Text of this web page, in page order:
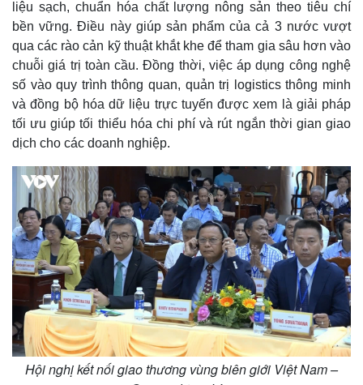
liệu sạch, chuẩn hóa chất lượng nông sản theo tiêu chí
bền vững. Điều này giúp sản phẩm của cả 3 nước vượt
qua các rào cản kỹ thuật khắt khe để tham gia sâu hơn vào
chuỗi giá trị toàn cầu. Đồng thời, việc áp dụng công nghệ
số vào quy trình thông quan, quản trị logistics thông minh
và đồng bộ hóa dữ liệu trực tuyến được xem là giải pháp
tối ưu giúp tối thiểu hóa chi phí và rút ngắn thời gian giao
dịch cho các doanh nghiệp.
Hội nghị kết nối giao thương vùng biên giới Việt Nam –